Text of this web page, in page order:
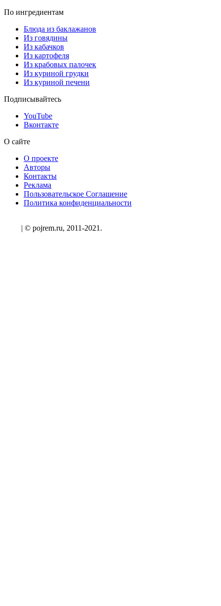
По ингредиентам
Блюда из баклажанов
Из говядины
Из кабачков
Из картофеля
Из крабовых палочек
Из куриной грудки
Из куриной печени
Подписывайтесь
YouTube
Вконтакте
О сайте
О проекте
Авторы
Контакты
Реклама
Пользовательское Соглашение
Политика конфиденциальности
| © pojrem.ru, 2011-2021.